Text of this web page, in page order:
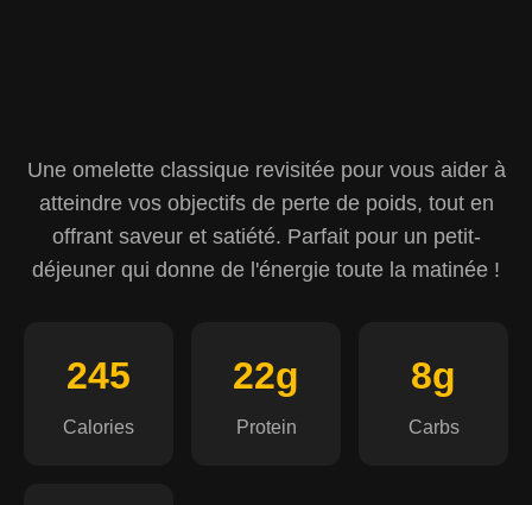
Une omelette classique revisitée pour vous aider à
atteindre vos objectifs de perte de poids, tout en
offrant saveur et satiété. Parfait pour un petit-
déjeuner qui donne de l'énergie toute la matinée !
245
Calories
22g
Protein
8g
Carbs